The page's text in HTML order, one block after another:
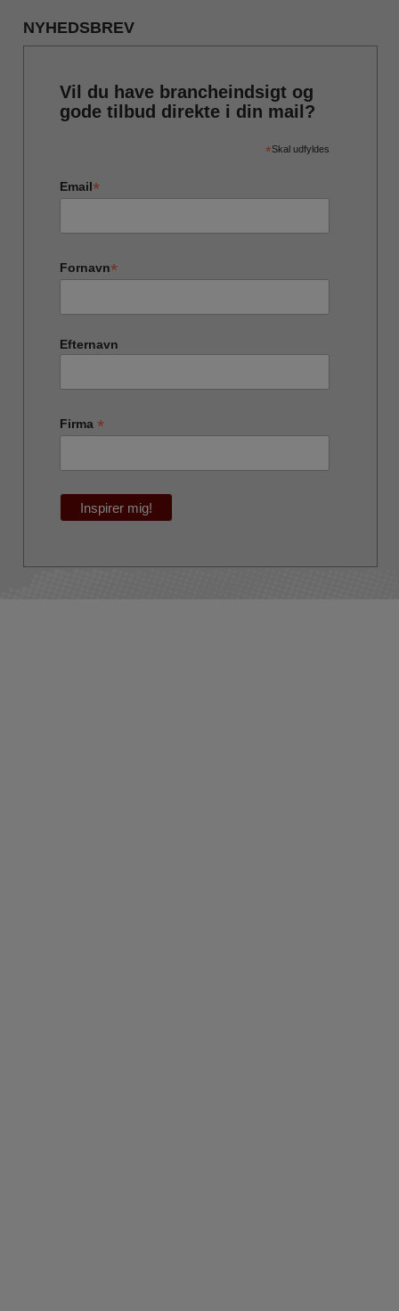
NYHEDSBREV
Vil du have brancheindsigt og
gode tilbud direkte i din mail?
*Skal udfyldes
Email*
Fornavn*
Efternavn
Firma*